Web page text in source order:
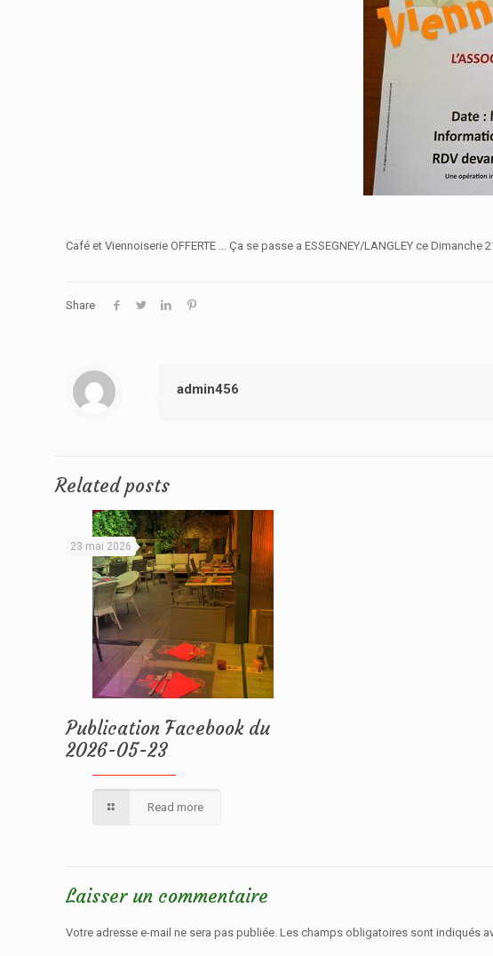
Café et Viennoiserie OFFERTE … Ça se passe a ESSEGNEY/LANGLEY ce Dimanche
Share
admin456
Related posts
23 mai 2026
Publication Facebook du
2026-05-23
Read more
Laisser un commentaire
Votre adresse e-mail ne sera pas publiée. Les champs obligatoires sont indiqués